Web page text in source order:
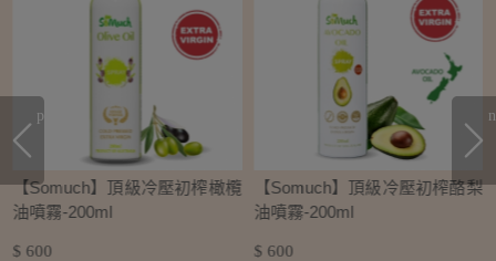
【Somuch】頂級冷壓初榨橄欖
油噴霧-200ml
$ 600
【Somuch】頂級冷壓初榨酪梨
油噴霧-200ml
$ 600
prev